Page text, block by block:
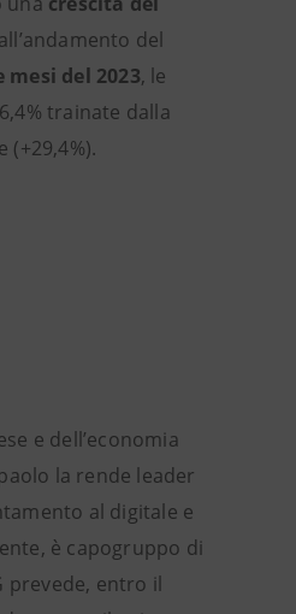
del
del 2023, le
trainate dalla
e dell’economia
la rende leader
al digitale e
è capogruppo di
prevede, entro il